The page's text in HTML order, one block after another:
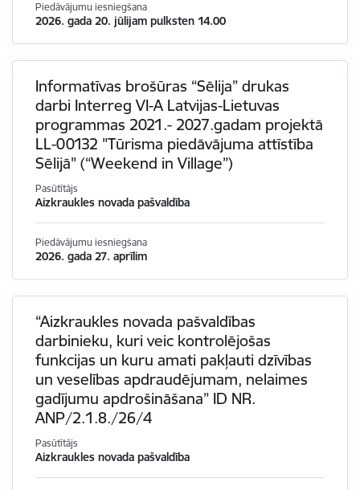
Piedāvājumu iesniegšana
2026. gada 20. jūlijam pulksten 14.00
Informatīvas brošūras “Sēlija” drukas
darbi Interreg VI-A Latvijas-Lietuvas
programmas 2021.- 2027.gadam projektā
LL-00132 "Tūrisma piedāvājuma attīstība
Sēlijā" (“Weekend in Village”)
Pasūtītājs
Aizkraukles novada pašvaldība
Piedāvājumu iesniegšana
2026. gada 27. aprīlim
“Aizkraukles novada pašvaldības
darbinieku, kuri veic kontrolējošas
funkcijas un kuru amati pakļauti dzīvības
un veselības apdraudējumam, nelaimes
gadījumu apdrošināšana” ID NR.
ANP/2.1.8./26/4
Pasūtītājs
Aizkraukles novada pašvaldība